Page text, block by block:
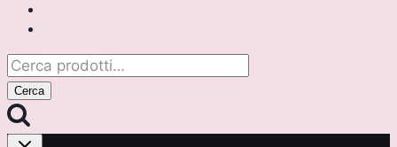
Cerca:
Cerca